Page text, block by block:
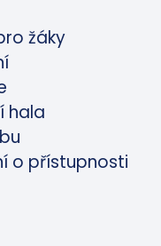
žáky
hala
o přístupnosti